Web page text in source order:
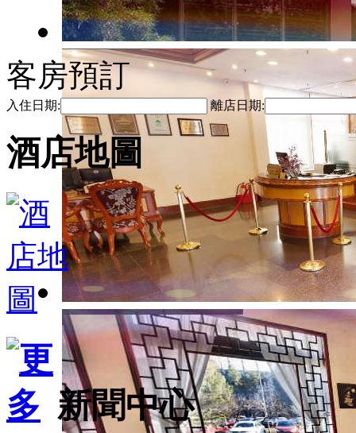
客房預訂
入住日期: 離店日期:
酒店地圖
新聞中心